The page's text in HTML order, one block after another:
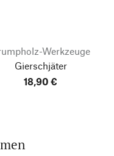
Werkzeuge
Gierschjäter
18,90 €